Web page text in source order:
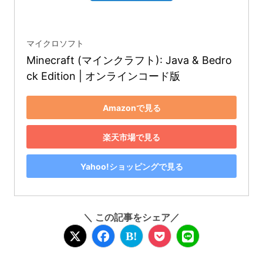
マイクロソフト
Minecraft (マインクラフト): Java & Bedro
ck Edition | オンラインコード版
Amazonで見る
楽天市場で見る
Yahoo!ショッピングで見る
＼ この記事をシェア／